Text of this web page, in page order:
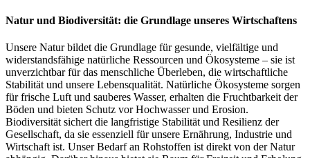
Natur und Biodiversität: die Grundlage unseres Wirtschaftens
Unsere Natur bildet die Grundlage für gesunde, vielfältige und
widerstandsfähige natürliche Ressourcen und Ökosysteme – sie ist
unverzichtbar für das menschliche Überleben, die wirtschaftliche
Stabilität und unsere Lebensqualität. Natürliche Ökosysteme sorgen
für frische Luft und sauberes Wasser, erhalten die Fruchtbarkeit der
Böden und bieten Schutz vor Hochwasser und Erosion.
Biodiversität sichert die langfristige Stabilität und Resilienz der
Gesellschaft, da sie essenziell für unsere Ernährung, Industrie und
Wirtschaft ist. Unser Bedarf an Rohstoffen ist direkt von der Natur